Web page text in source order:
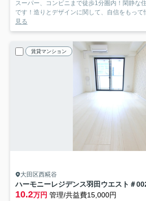
スーパー、コンビニまで徒歩1分圏内！閑静な
です！造りとデザインに関して、自信をもって
見る
賃貸マンション
大田区西糀谷
ハーモニーレジデンス羽田ウエスト＃
10.2万円 管理/共益費15,000円